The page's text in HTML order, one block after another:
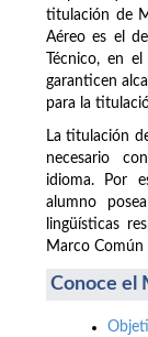
titulación de
Aéreo es el
Técnico, en
garanticen
para la
La titulación
necesario
idioma. Por
alumno
lingüísticas
Marco Común
Conoce el